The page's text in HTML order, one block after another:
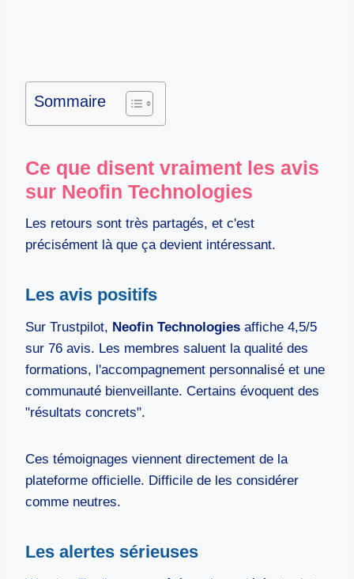
Sommaire
Ce que disent vraiment les avis
sur Neofin Technologies
Les retours sont très partagés, et c'est
précisément là que ça devient intéressant.
Les avis positifs
Sur Trustpilot, Neofin Technologies affiche 4,5/5
sur 76 avis. Les membres saluent la qualité des
formations, l'accompagnement personnalisé et une
communauté bienveillante. Certains évoquent des
"résultats concrets".
Ces témoignages viennent directement de la
plateforme officielle. Difficile de les considérer
comme neutres.
Les alertes sérieuses